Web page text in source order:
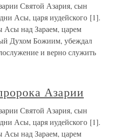
Святой Азария, сын
Асы, царя иудейского [1].
Асы над Зараем, царем
Духом Божиим, убеждал
и верно служить
Азарии
Святой Азария, сын
Асы, царя иудейского [1].
Асы над Зараем, царем